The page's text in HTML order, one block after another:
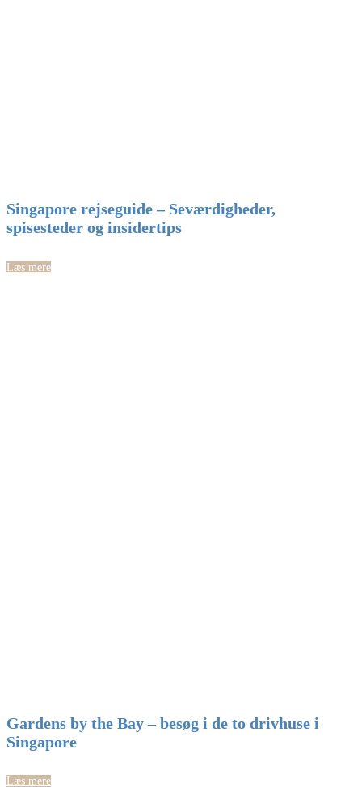
Singapore rejseguide – Seværdigheder,
spisesteder og insidertips
Læs mere
Gardens by the Bay – besøg i de to drivhuse i
Singapore
Læs mere